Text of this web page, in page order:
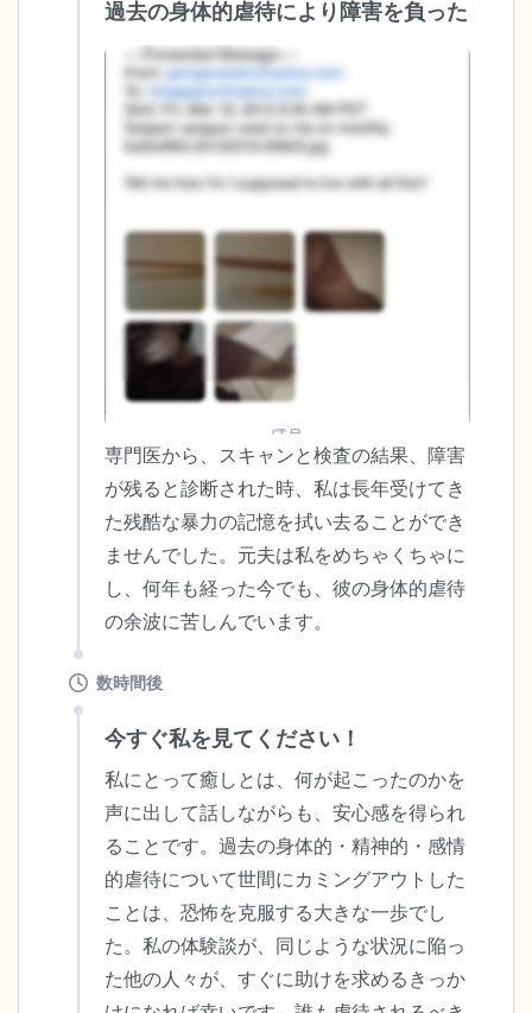
過去の身体的虐待により障害を負った
障害
専門医から、スキャンと検査の結果、障害
が残ると診断された時、私は長年受けてき
た残酷な暴力の記憶を拭い去ることができ
ませんでした。元夫は私をめちゃくちゃに
し、何年も経った今でも、彼の身体的虐待
の余波に苦しんでいます。
数時間後
今すぐ私を見てください！
私にとって癒しとは、何が起こったのかを
声に出して話しながらも、安心感を得られ
ることです。過去の身体的・精神的・感情
的虐待について世間にカミングアウトした
ことは、恐怖を克服する大きな一歩でし
た。私の体験談が、同じような状況に陥っ
た他の人々が、すぐに助けを求めるきっか
見えるもの5つ（部屋の中と窓の外を見る
ことができます）
感じるもの4つ（目の前にあるもので触れ
るものは何ですか？）
聞こえるもの3つ
自分の好きなところ1つ。
最後に深呼吸をしましょう。